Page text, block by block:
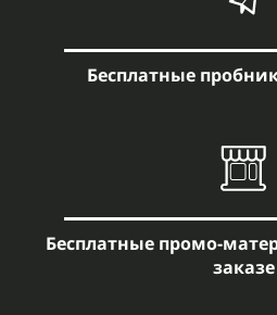
Бесплатные
Бесплатные промо-
заказе